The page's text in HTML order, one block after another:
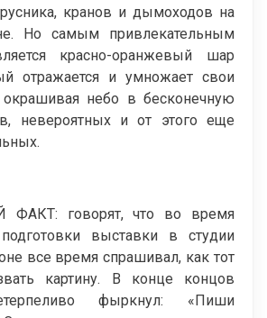
кранов и дымоходов на
Но самым привлекательным
красно-оранжевый шар
отражается и умножает свои
небо в бесконечную
невероятных и от этого еще
говорят, что во время
выставки в студии
все время спрашивал, как тот
картину. В конце концов
фыркнул: «Пиши